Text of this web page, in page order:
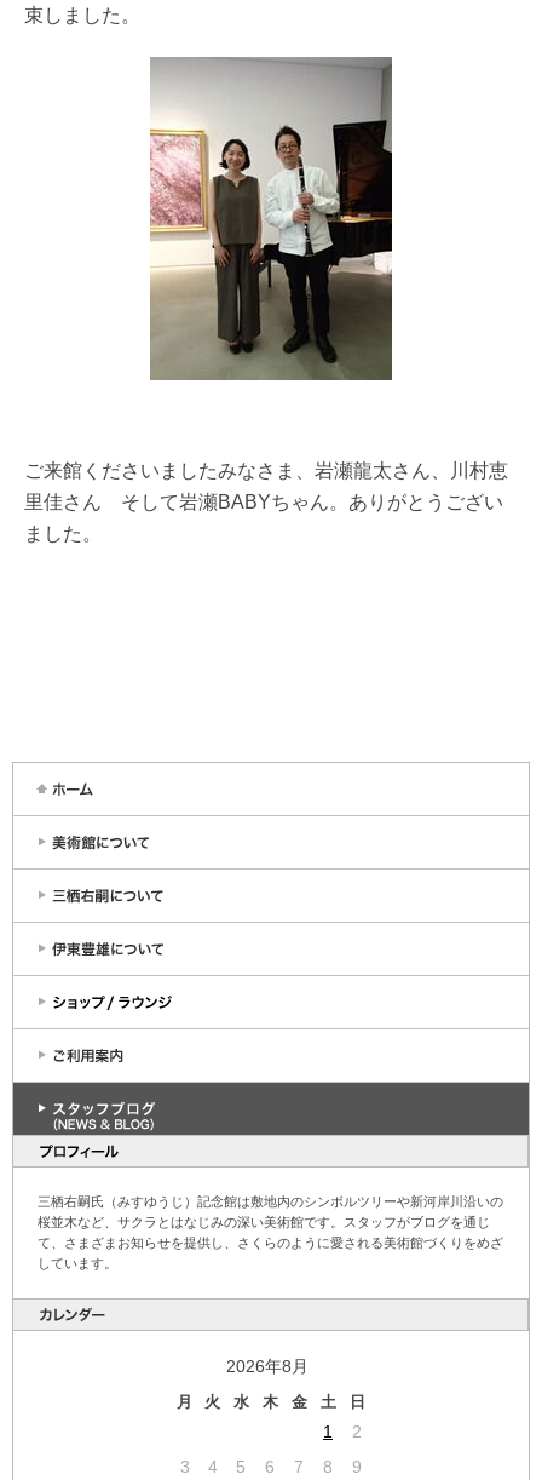
三栖右嗣氏（みすゆうじ）記念館は敷地内のシンボルツリーや新河岸川沿いの
桜並木など、サクラとはなじみの深い美術館です。スタッフがブログを通じ
て、さまざまお知らせを提供し、さくらのように愛される美術館づくりをめざ
しています。
2026年8月
月 火 水 木 金 土 日
1
2
3
4 5 6 7 8
9
束しました。
ご来館くださいましたみなさま、岩瀬龍太さん、川村恵
里佳さん そして岩瀬BABYちゃん。ありがとうござい
ました。